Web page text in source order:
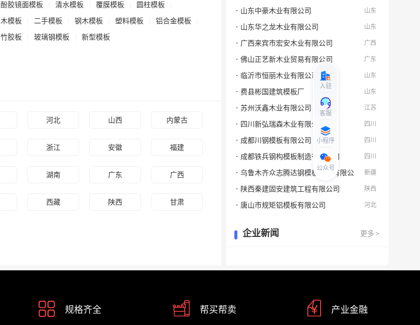
酚胶镜面模板 清水模板 覆膜模板 圆柱模板
木模板
二手模板 钢木模板 塑料模板 铝合金模板
竹胶板
玻璃钢模板 新型模板
河北 山西 内蒙古
浙江 安徽 福建
湖南 广东 广西
西藏 陕西 甘肃
山东
山东中豪木业有限公司
山东
山东华之龙木业有限公司
广西
广西来宾市宏安木业有限公司
广东
佛山正艺新木业贸易有限公司
山东
临沂市恒丽木业有限公司
山东
费县彬国建筑模板厂
江苏
苏州沃鑫木业有限公司
四川
四川新弘瑞森木业有限公司
四川
成都川钢模板有限公司
四川
成都铁兵钢构模板制造有限公司
新疆
乌鲁木齐众志腾达钢模板制造有限公
司
陕西
陕西秦建固安建筑工程有限公司
河北
唐山市规矩铝模板有限公司
更多 >
企业新闻
规格齐全 帮买帮卖 产业金融
入驻
客服
小程序
公众号